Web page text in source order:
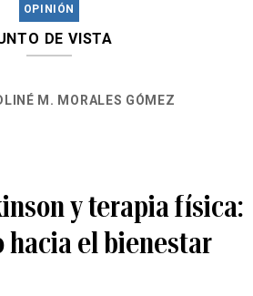
OPINIÓN
DE VISTA
M. MORALES GÓMEZ
y terapia física:
hacia el bienestar